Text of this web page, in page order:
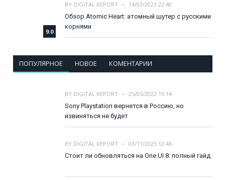
9.0
BY DIGITAL REPORT
14/03/2023 22:40
Обзор Atomic Heart: атомный шутер с русскими
корнями
ПОПУЛЯРНОЕ НОВОЕ КОМЕНТАРИИ
BY DIGITAL REPORT
25/05/2022 19:14
Sony Playstation вернется в Россию, но
извиняться не будет
BY DIGITAL REPORT
03/11/2025 12:46
Стоит ли обновляться на One UI 8: полный гайд